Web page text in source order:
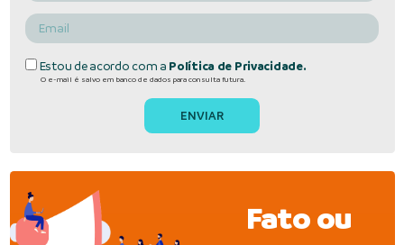
Estou de acordo com a Política de Privacidade.
O e-mail é salvo em banco de dados para consulta futura.
Fato ou